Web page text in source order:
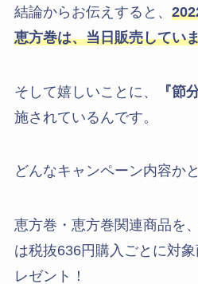
結論からお伝えすると、
恵方巻は、当日販売してい
そして嬉しいことに、 『節
施されているんです。
どんなキャンペーン内容か
恵方巻・恵方巻関連商品を
は税抜636円購入ごとに対
レゼント！